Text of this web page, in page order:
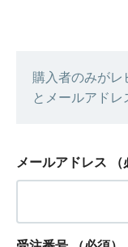
購入者のみがレ
とメールアドレ
メールアドレス